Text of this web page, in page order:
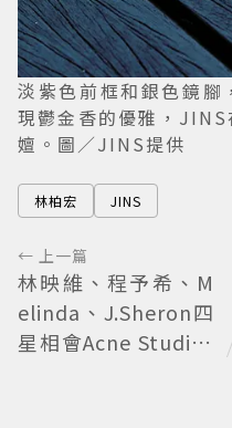
淡紫色前框和銀色鏡腳
現鬱金香的優雅，
嬗。圖／JINS提供
林柏宏 JINS
← 上一篇
林映維、程予希、M
elinda、J.Sheron四
星相會Acne Studios